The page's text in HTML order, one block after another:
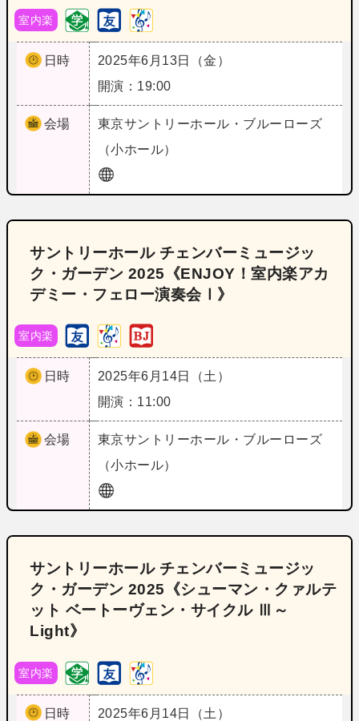
室内楽
日時
2025年6月13日（金）
開演：19:00
会場 東京サントリーホール・ブルーローズ
（小ホール）
サントリーホール チェンバーミュージッ
ク・ガーデン 2025《ENJOY！室内楽アカ
デミー・フェロー演奏会Ⅰ》
室内楽
日時
2025年6月14日（土）
開演：11:00
会場 東京サントリーホール・ブルーローズ
（小ホール）
サントリーホール チェンバーミュージッ
ク・ガーデン 2025《シューマン・クァルテ
ット ベートーヴェン・サイクル Ⅲ～
Light》
室内楽
日時
2025年6月14日（土）